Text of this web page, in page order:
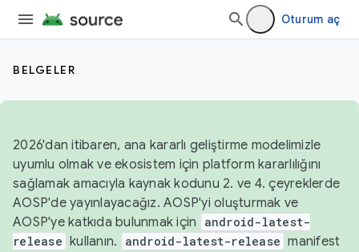
Oturum aç
BELGELER
2026'dan itibaren, ana kararlı geliştirme modelimizle
uyumlu olmak ve ekosistem için platform kararlılığını
sağlamak amacıyla kaynak kodunu 2. ve 4. çeyreklerde
AOSP'de yayınlayacağız. AOSP'yi oluşturmak ve
AOSP'ye katkıda bulunmak için
android-latest-
release kullanın. android-latest-release manifest